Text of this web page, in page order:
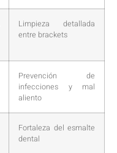
Limpieza‍ detallada
⁣entre ‍brackets
Prevención de
infecciones y mal
‌aliento
Fortaleza ⁢del esmalte⁣
dental